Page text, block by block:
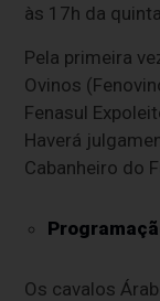
às 17h da
Pela primeira
Ovinos
Fenasul
Haverá
Cabanheiro do
Os cavalos